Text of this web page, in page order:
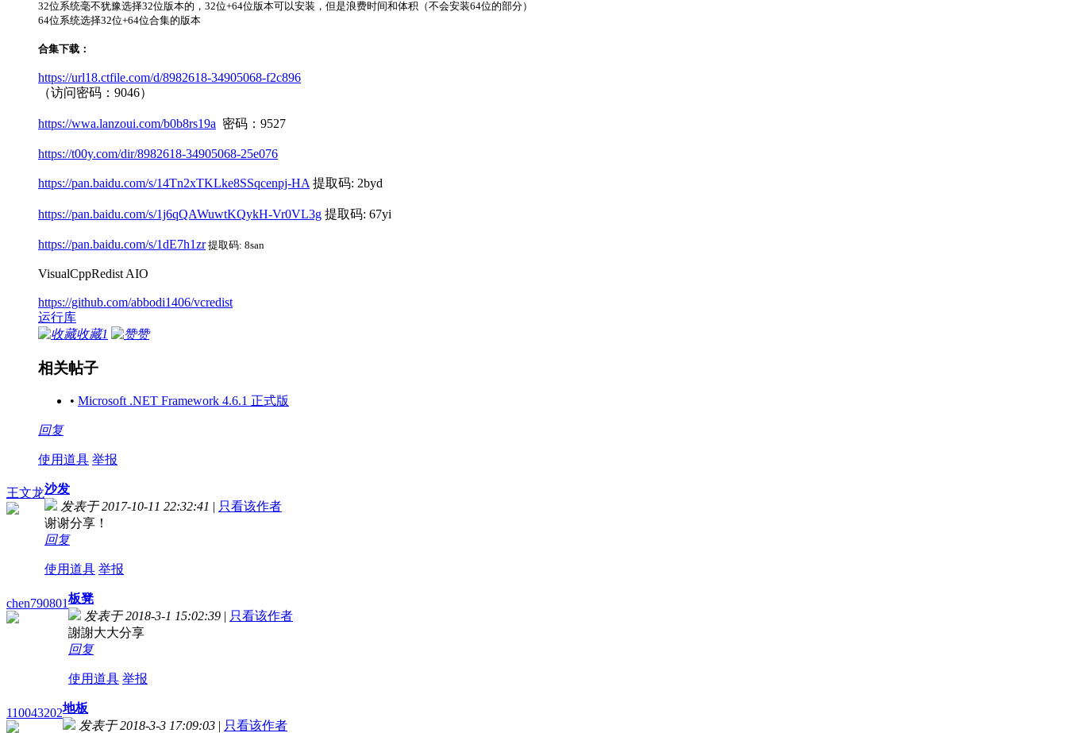
32位系统毫不犹豫选择32位版本的，32位+64位版本可以安装，但是浪费时间和体积（不会安装64位的部分）
64位系统选择32位+64位合集的版本
合集下载：
https://url18.ctfile.com/d/8982618-34905068-f2c896
（访问密码：9046）
https://wwa.lanzoui.com/b0b8rs19a 密码：9527
https://t00y.com/dir/8982618-34905068-25e076
https://pan.baidu.com/s/14Tn2xTKLke8SSqcenpj-HA 提取码: 2byd
https://pan.baidu.com/s/1j6qQAWuwtKQykH-Vr0VL3g 提取码: 67yi
https://pan.baidu.com/s/1dE7h1zr提取码: 8san
VisualCppRedist AIO
https://github.com/abbodi1406/vcredist
运行库
收藏1 赞
相关帖子
• Microsoft .NET Framework 4.6.1 正式版
回复
使用道具 举报
王文龙沙发
发表于 2017-10-11 22:32:41 | 只看该作者
谢谢分享！
回复
使用道具 举报
chen790801板凳
发表于 2018-3-1 15:02:39 | 只看该作者
謝謝大大分享
回复
使用道具 举报
110043202地板
发表于 2018-3-3 17:09:03 | 只看该作者